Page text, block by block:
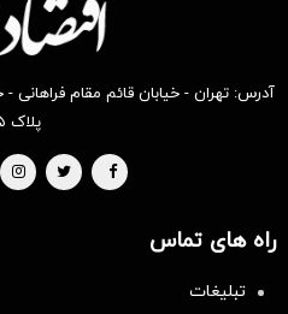
آدرس: تهران - خیابان قائم مقام
پلاک ۵
راه های تماس
تبلیغات